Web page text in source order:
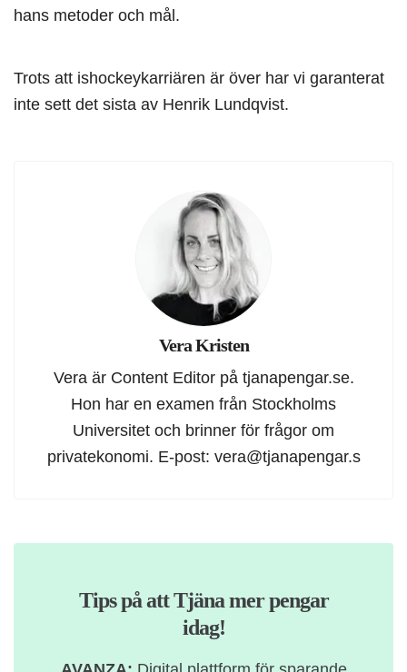
hans metoder och mål.
Trots att ishockeykarriären är över har vi garanterat
inte sett det sista av Henrik Lundqvist.
Vera Kristen
Vera är Content Editor på tjanapengar.se.
Hon har en examen från Stockholms
Universitet och brinner för frågor om
privatekonomi. E-post: vera@tjanapengar.s
Tips på att Tjäna mer pengar
idag!